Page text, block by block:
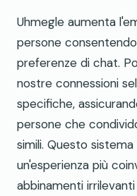
Uhmegle aumenta
persone
preferenze di chat.
nostre connessioni
specifiche,
persone che
simili. Questo
un'esperienza più
abbinamenti